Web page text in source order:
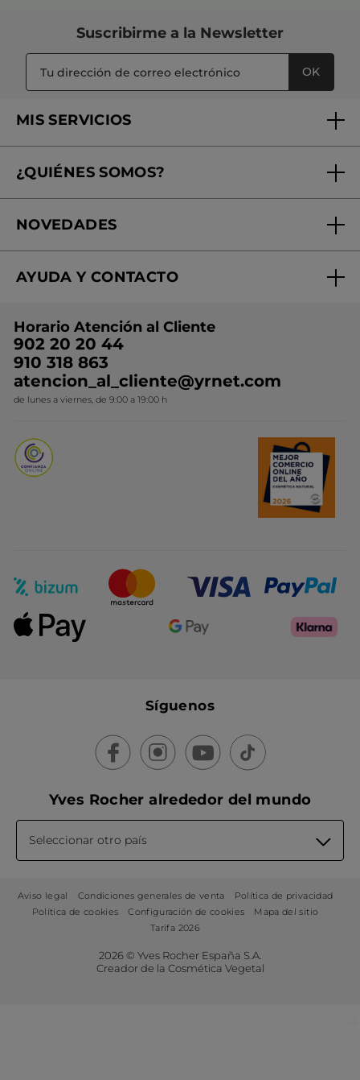
Suscribirme a la Newsletter
OK
MIS SERVICIOS
Tratamientos de Belleza
Mi club Yves Rocher
¿QUIÉNES SOMOS?
¿Quiénes somos?
Nuestros compromisos
Conviértete en Franquiciada
NOVEDADES
Rebajas
Ideas de Regalo
Colección Monoi
Novedades del mes
AYUDA Y CONTACTO
Contacto
Horario Atención al Cliente
902 20 20 44
910 318 863
atencion_al_cliente@yrnet.com
de lunes a viernes, de 9:00 a 19:00 h
Síguenos
Yves Rocher alrededor del mundo
Seleccionar otro país
Aviso legal Condiciones generales de venta
Política de privacidad
Política de cookies
Configuración de cookies
Mapa del sitio
Tarifa 2026
2026 © Yves Rocher España S.A.
Creador de la Cosmética Vegetal